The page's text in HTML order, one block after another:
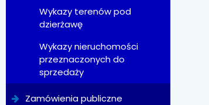
Wykazy terenów pod
dzierżawę
Wykazy nieruchomości
przeznaczonych do
sprzedaży
Zamówienia publiczne